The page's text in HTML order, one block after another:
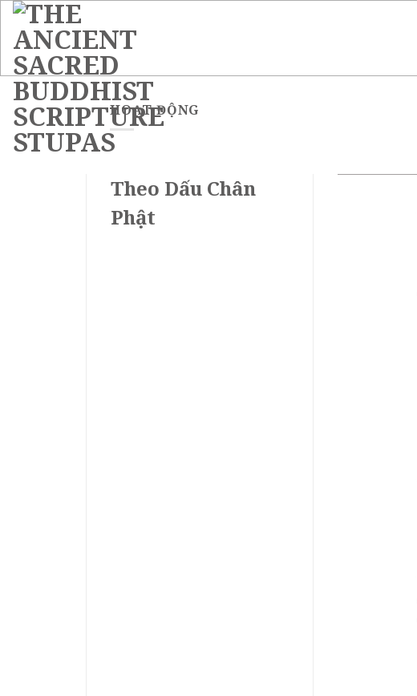
Skip
content
HOẠT ĐỘNG
Theo Dấu Chân
Phật